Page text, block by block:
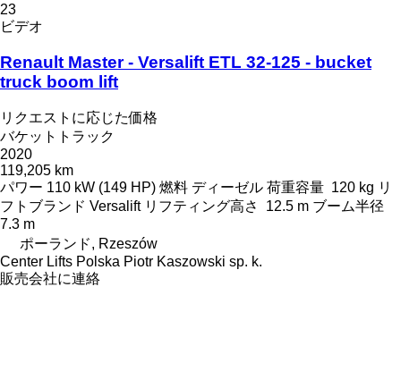
23
ビデオ
Renault Master - Versalift ETL 32-125 - bucket
truck boom lift
リクエストに応じた価格
バケットトラック
2020
119,205 km
パワー 110 kW (149 HP) 燃料 ディーゼル 荷重容量 120 kg リ
フトブランド Versalift リフティング高さ 12.5 m ブーム半径
7.3 m
ポーランド, Rzeszów
Center Lifts Polska Piotr Kaszowski sp. k.
販売会社に連絡